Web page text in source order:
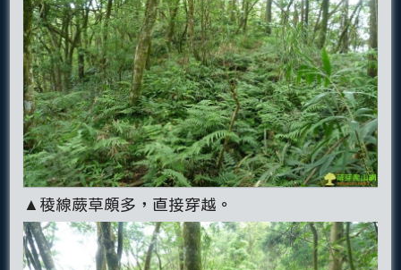
▲稜線蕨草頗多，直接穿越。